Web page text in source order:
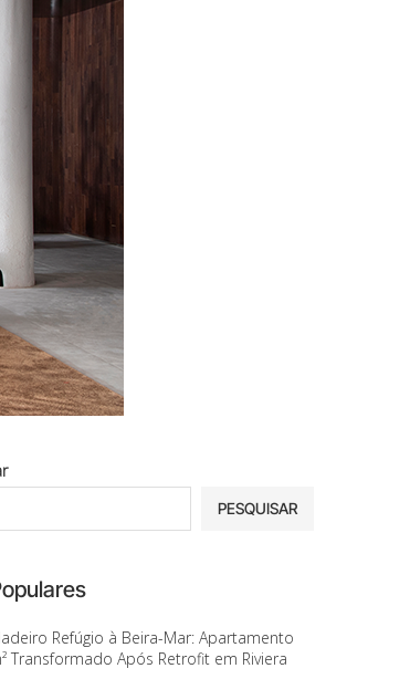
PESQUISAR
Refúgio à Beira-Mar: Apartamento
Transformado Após Retrofit em Riviera